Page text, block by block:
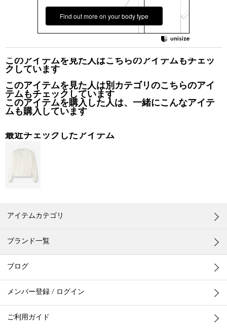
Find out more on your body type
このアイテムを見た人はこちらのアイテムもチェッ
クしています
このアイテムを見た人は別カテゴリのこちらのアイ
テムもチェックしています
このアイテムを購入した人は、一緒にこんなアイテ
ムも購入しています
最近チェックしたアイテム
アイテムカテゴリ
ブランド一覧
ブログ
メンバー登録 / ログイン
ご利用ガイド